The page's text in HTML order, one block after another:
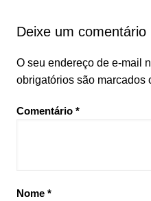
Deixe um comentário
O seu endereço de e-mail
obrigatórios são marcados
Comentário *
Nome *